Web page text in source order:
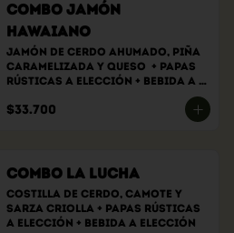
Combo Jamón
Hawaiano
Jamón de cerdo ahumado, piña
caramelizada y queso  + papas
rústicas a elección + bebida a
$33.700
Combo La Lucha
Costilla de cerdo, camote y
sarza criolla + papas rústicas
a elección + bebida a elección